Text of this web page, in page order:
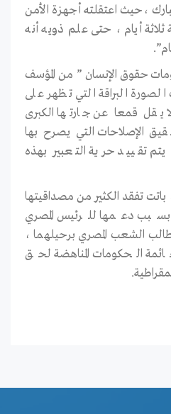
،حيث اعتقلته أجهزة الأمن
ثلاثة أيام ، حتى علم ذويه أنه
حقوق الإنسان ” من المؤسف
البراقة التي تظهر على
يقل قمعا عن جارتها الكبرى
الإصلاحات التي يصرح بها
يتم تقييد حرية التعبير بهذه
باتت تفقد الكثير من مصداقيتها
دعمها للرئيس المصري
الشعب المصري برحيلهما ،
الحكومات المناهضة لحق